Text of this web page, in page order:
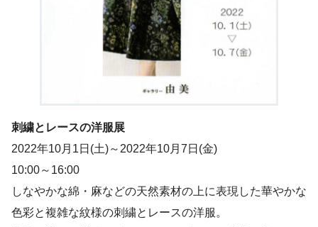
刺繍とレースの洋服展
2022年10月1日(土)～2022年10月7日(金)
10:00～16:00
しなやかな綿・麻などの天然素材の上に表現した華やかな
色彩と複雑な紋様の刺繍とレースの洋服。